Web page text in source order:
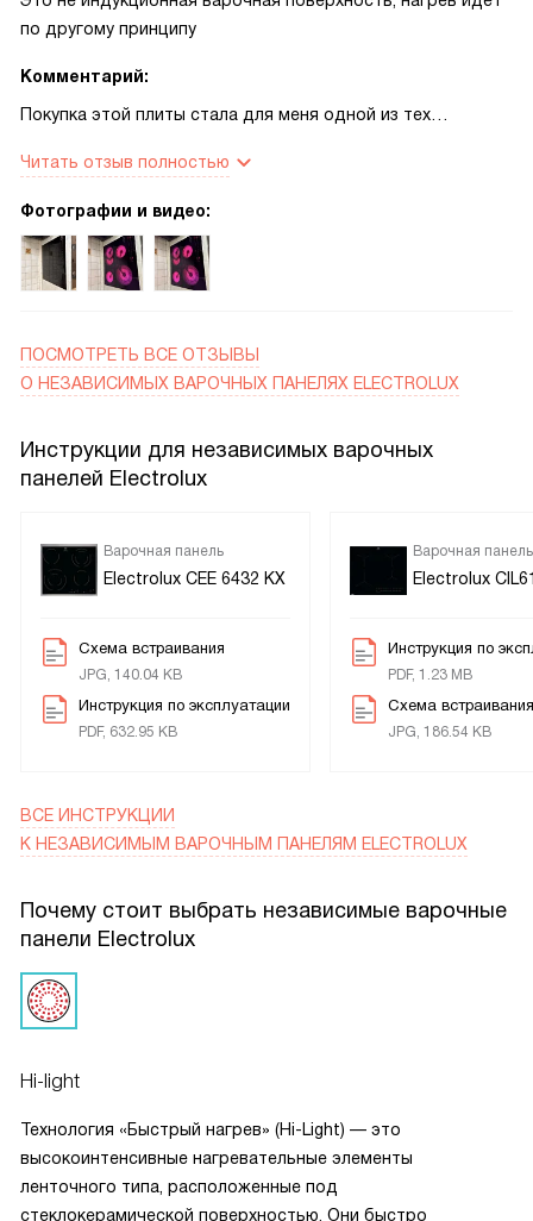
по другому принципу
Комментарий:
Покупка этой плиты стала для меня одной из тех
проще. Утром, когда надо быстро сварить кашу и
приготовить кофе, мне нравится, что конфорки
попробовала режим Stop&Go: пришлось на пару минут
выйти, и когда вернулась, все было на паузе — никакого
Читать отзыв полностью
Фотографии и видео:
ПОСМОТРЕТЬ ВСЕ ОТЗЫВЫ
О НЕЗАВИСИМЫХ ВАРОЧНЫХ ПАНЕЛЯХ ELECTROLUX
Инструкции для независимых варочных
панелей Electrolux
Варочная панель
Electrolux CEE 6432 KX
Схема встраивания
JPG, 140.04 KB
Инструкция по эксплуатации
PDF, 632.95 KB
Варочная панель
Electrolux
Инструкция по
PDF, 1.23 MB
Схема встраивания
JPG, 186.54 KB
ВСЕ ИНСТРУКЦИИ
К НЕЗАВИСИМЫМ ВАРОЧНЫМ ПАНЕЛЯМ ELECTROLUX
Почему стоит выбрать независимые варочные
панели Electrolux
Hi-light
Технология «Быстрый нагрев» (Hi-Light) — это
высокоинтенсивные нагревательные элементы
ленточного типа, расположенные под
стеклокерамической поверхностью. Они быстро